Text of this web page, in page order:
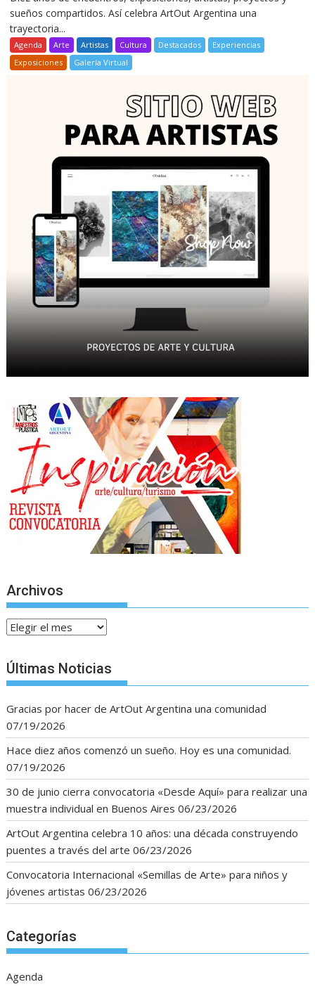
sueños compartidos. Así celebra ArtOut Argentina una
trayectoria...
Agenda Arte Artistas Cultura Destacados
Experiencias
Exposiciones
Galería Virtual
Archivos
Archivos
Últimas Noticias
Gracias por hacer de ArtOut Argentina una comunidad
07/19/2026
Hace diez años comenzó un sueño. Hoy es una comunidad.
07/19/2026
30 de junio cierra convocatoria «Desde Aquí» para realizar una
muestra individual en Buenos Aires 06/23/2026
ArtOut Argentina celebra 10 años: una década construyendo
puentes a través del arte 06/23/2026
Convocatoria Internacional «Semillas de Arte» para niños y
jóvenes artistas 06/23/2026
Categorías
Agenda